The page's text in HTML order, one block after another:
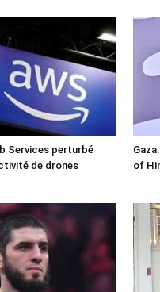
Services perturbé
de drones
of